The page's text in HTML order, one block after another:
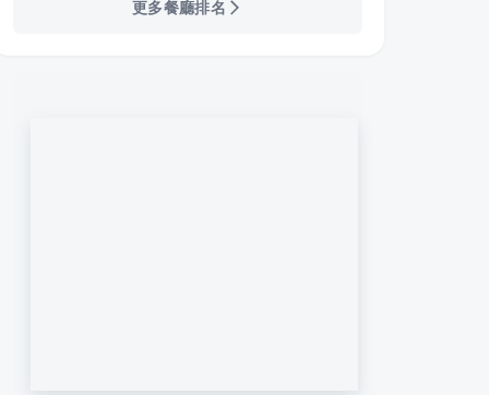
更多餐廳排名